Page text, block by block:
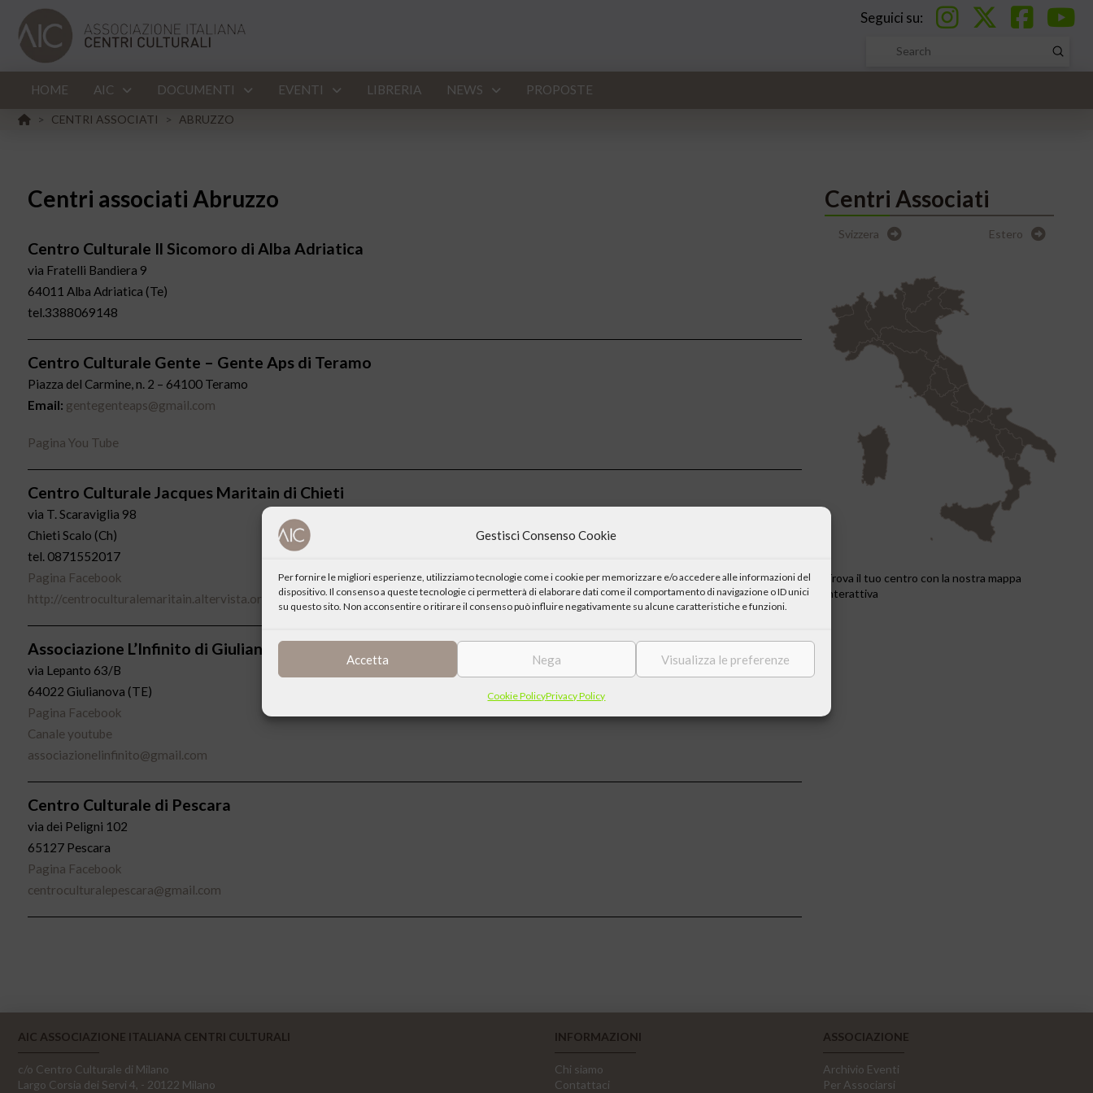
Gestisci Consenso Cookie
Per fornire le migliori esperienze, utilizziamo tecnologie come i cookie per memorizzare e/o accedere alle informazioni del
dispositivo. Il consenso a queste tecnologie ci permetterà di elaborare dati come il comportamento di navigazione o ID unici
su questo sito. Non acconsentire o ritirare il consenso può influire negativamente su alcune caratteristiche e funzioni.
Accetta Nega Visualizza le preferenze
Cookie PolicyPrivacy Policy
Seguici su:
Search
Submit
HOME AIC DOCUMENTI EVENTI LIBRERIA NEWS PROPOSTE
HOME
> CENTRI ASSOCIATI > ABRUZZO
Centri associati Abruzzo
Centro Culturale Il Sicomoro di Alba Adriatica
via Fratelli Bandiera 9
64011 Alba Adriatica (Te)
tel.3388069148
Centro Culturale Gente – Gente Aps di Teramo
Piazza del Carmine, n. 2 – 64100 Teramo
Email: gentegenteaps@gmail.com
Pagina You Tube
Centro Culturale Jacques Maritain di Chieti
via T. Scaraviglia 98
Chieti Scalo (Ch)
tel. 0871552017
Pagina Facebook
http://centroculturalemaritain.altervista.org/
Associazione L’Infinito di Giulianova (Te)
via Lepanto 63/B
64022 Giulianova (TE)
Pagina Facebook
Canale youtube
associazionelinfinito@gmail.com
Centro Culturale di Pescara
via dei Peligni 102
65127 Pescara
Pagina Facebook
centroculturalepescara@gmail.com
Centri Associati
Svizzera Estero
Trova il tuo centro con la nostra mappa
interattiva
AIC ASSOCIAZIONE ITALIANA CENTRI CULTURALI
c/o Centro Culturale di Milano
Largo Corsia dei Servi 4, - 20122 Milano
INFORMAZIONI
Chi siamo
Contattaci
ASSOCIAZIONE
Archivio Eventi
Per Associarsi